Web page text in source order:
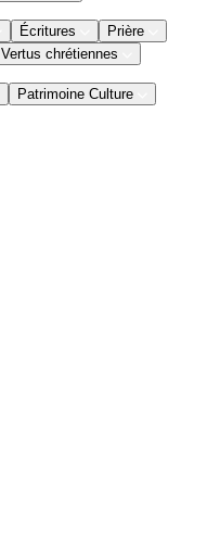
Écritures
Prière
Vertus chrétiennes
Patrimoine Culture